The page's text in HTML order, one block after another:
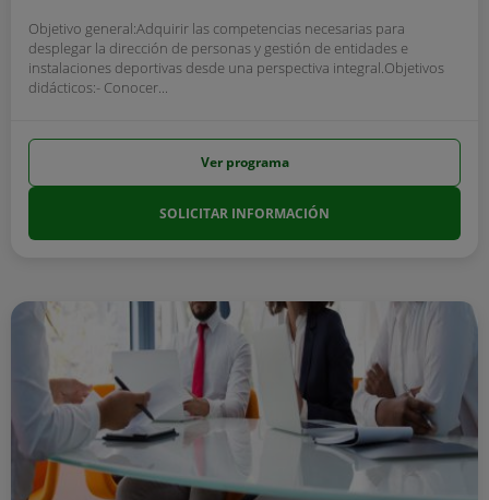
Objetivo general:Adquirir las competencias necesarias para
desplegar la dirección de personas y gestión de entidades e
instalaciones deportivas desde una perspectiva integral.Objetivos
didácticos:- Conocer...
Ver programa
SOLICITAR INFORMACIÓN